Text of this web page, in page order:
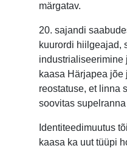
märgatav.
20. sajandi
kuurordi hiilgeajad,
industrialiseerimine
kaasa Härjapea
reostatuse, et linna
soovitas
Identiteedimuutus
kaasa ka uut tüüpi